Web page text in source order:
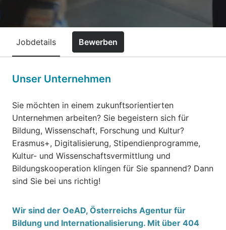
Jobdetails Bewerben
Unser Unternehmen
Sie möchten in einem zukunftsorientierten
Unternehmen arbeiten? Sie begeistern sich für
Bildung, Wissenschaft, Forschung und Kultur?
Erasmus+, Digitalisierung, Stipendienprogramme,
Kultur- und Wissenschaftsvermittlung und
Bildungskooperation klingen für Sie spannend? Dann
sind Sie bei uns richtig!
Wir sind der OeAD, Österreichs Agentur für
Bildung und Internationalisierung. Mit über 404